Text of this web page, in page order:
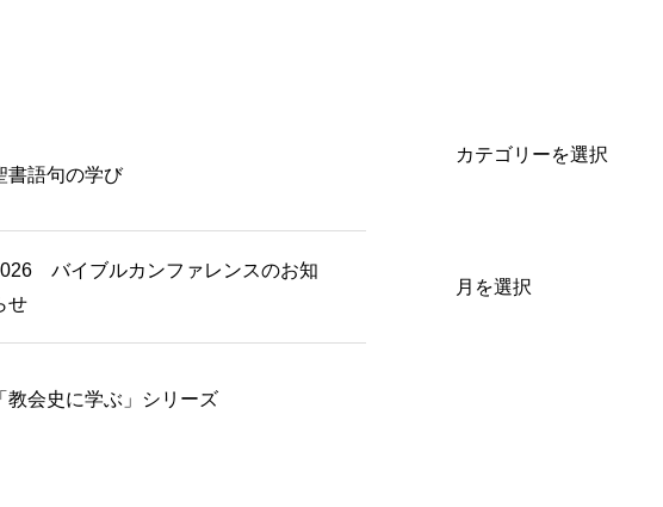
書語句の学び
バイブルカンファレンスのお知
せ
「教会史に学ぶ」シリーズ